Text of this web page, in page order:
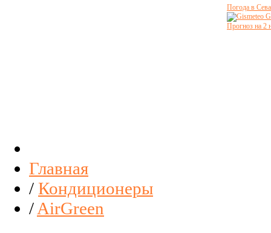
Погода в
Прогноз на 2
Главная
/ Кондиционеры
/ AirGreen